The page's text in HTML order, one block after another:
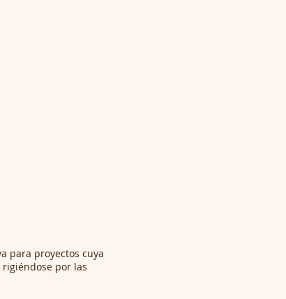
para proyectos cuya
por las